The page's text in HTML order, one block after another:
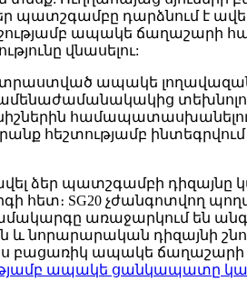
պատշգամբը դարձնում է
ապակե
վնասելու:
ապակե
հեշտությամբ
ձեր պատշգամբի
հետ։ SG20 չժանգոտվող
առաջարկում են
դիզայնի
բացառիկ ապակե ճաղաշարի
ապակե ցանկապատը